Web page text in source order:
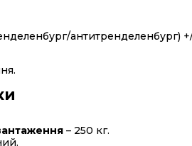
антитренделенбург)
– 250 кг.